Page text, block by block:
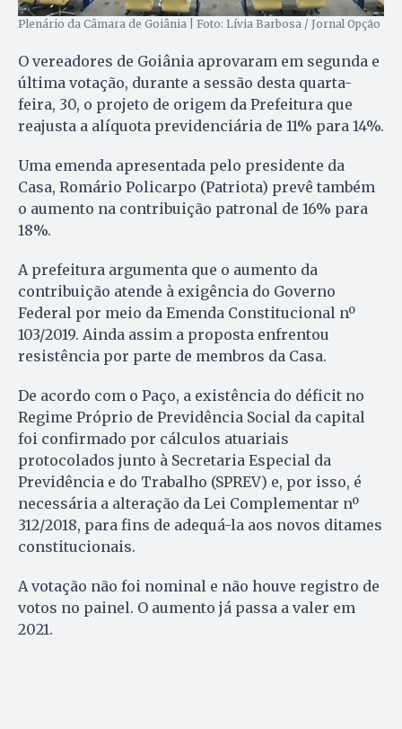
Plenário da Câmara de Goiânia | Foto: Lívia Barbosa / Jornal Opção
O vereadores de Goiânia aprovaram em segunda e
última votação, durante a sessão desta quarta-
feira, 30, o projeto de origem da Prefeitura que
reajusta a alíquota previdenciária de 11% para 14%.
Uma emenda apresentada pelo presidente da
Casa, Romário Policarpo (Patriota) prevê também
o aumento na contribuição patronal de 16% para
18%.
A prefeitura argumenta que o aumento da
contribuição atende à exigência do Governo
Federal por meio da Emenda Constitucional nº
103/2019. Ainda assim a proposta enfrentou
resistência por parte de membros da Casa.
De acordo com o Paço, a existência do déficit no
Regime Próprio de Previdência Social da capital
foi confirmado por cálculos atuariais
protocolados junto à Secretaria Especial da
Previdência e do Trabalho (SPREV) e, por isso, é
necessária a alteração da Lei Complementar nº
312/2018, para fins de adequá-la aos novos ditames
constitucionais.
A votação não foi nominal e não houve registro de
votos no painel. O aumento já passa a valer em
2021.